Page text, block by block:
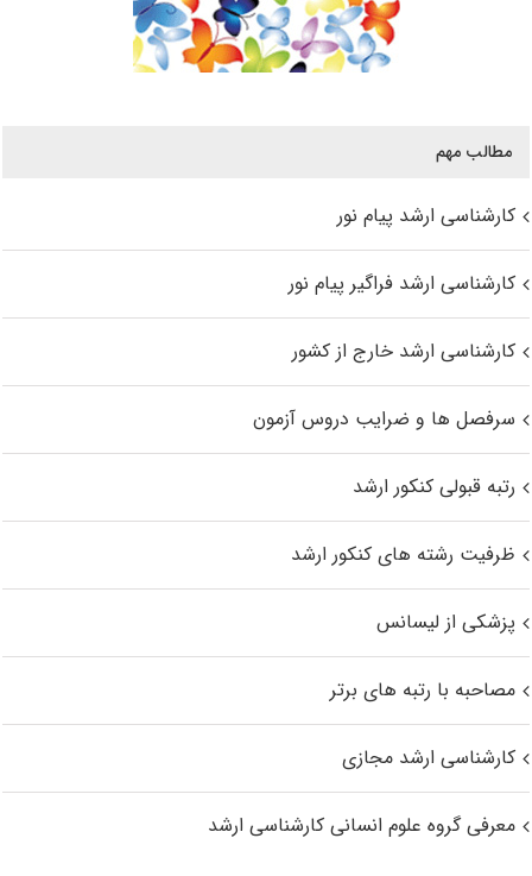
مطالب مهم
کارشناسی ارشد پیام نور
کارشناسی ارشد فراگیر پیام نور
کارشناسی ارشد خارج از کشور
سرفصل ها و ضرایب دروس آزمون
رتبه قبولی کنکور ارشد
ظرفیت رشته های کنکور ارشد
پزشکی از لیسانس
مصاحبه با رتبه های برتر
کارشناسی ارشد مجازی
معرفی گروه علوم انسانی کارشناسی ارشد